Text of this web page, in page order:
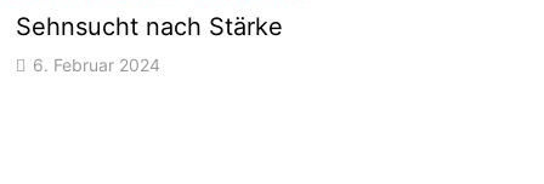
Sehnsucht nach Stärke
6. Februar 2024